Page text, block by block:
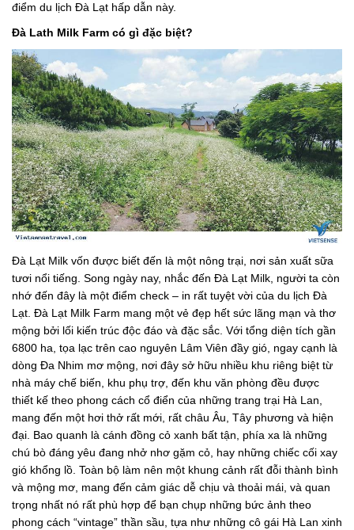
điểm du lịch Đà Lạt hấp dẫn này.
Đà Lath Milk Farm có gì đặc biệt?
Đà Lạt Milk vốn được biết đến là một nông trại, nơi sản xuất sữa
tươi nổi tiếng. Song ngày nay, nhắc đến Đà Lạt Milk, người ta còn
nhớ đến đây là một điểm check – in rất tuyệt vời của du lịch Đà
Lạt. Đà Lạt Milk Farm mang một vẻ đẹp hết sức lãng mạn và thơ
mộng bởi lối kiến trúc độc đáo và đặc sắc. Với tổng diện tích gần
6800 ha, tọa lạc trên cao nguyên Lâm Viên đầy gió, ngay cạnh là
dòng Đa Nhim mơ mộng, nơi đây sở hữu nhiều khu riêng biệt từ
nhà máy chế biến, khu phụ trợ, đến khu văn phòng đều được
thiết kế theo phong cách cổ điển của những trang trại Hà Lan,
mang đến một hơi thở rất mới, rất châu Âu, Tây phương và hiện
đại. Bao quanh là cánh đồng cỏ xanh bất tận, phía xa là những
chú bò đáng yêu đang nhở nhơ gặm cỏ, hay những chiếc cối xay
gió khổng lồ. Toàn bộ làm nên một khung cảnh rất đỗi thành bình
và mộng mơ, mang đến cảm giác dễ chịu và thoải mái, và quan
trọng nhất nó rất phù hợp để bạn chụp những bức ảnh theo
phong cách “vintage” thần sầu, tựa như những cô gái Hà Lan xinh